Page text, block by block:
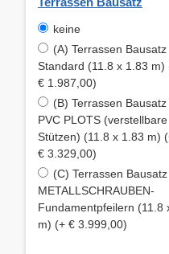
keine
(A) Terrassen Bausatz
Standard (11.8 x 1.83 m)
€ 1.987,00)
(B) Terrassen
PVC PLOTS (verstellbare
Stützen) (11.8 x 1.83 m)
€ 3.329,00)
(C) Terrassen
METALLSCHRAUBEN-
Fundamentpfeilern (11.8
m) (+ € 3.999,00)